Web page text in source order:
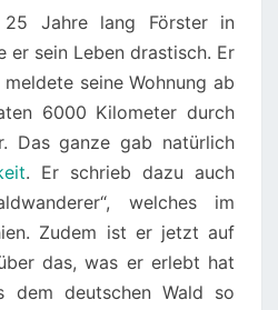
Jahre lang Förster in
er sein Leben drastisch. Er
seine Wohnung ab
6000 Kilometer durch
Das ganze gab natürlich
. Er schrieb dazu auch
welches im
Zudem ist er jetzt auf
das, was er erlebt hat
dem deutschen Wald so